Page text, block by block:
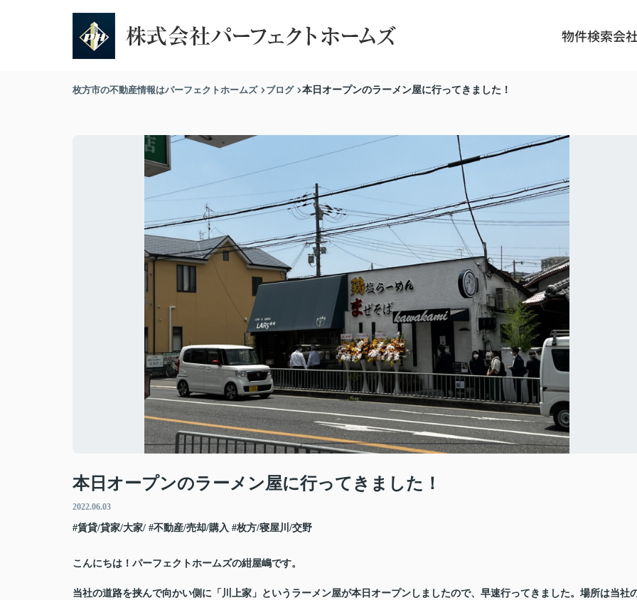
物件検索会
枚方市の不動産情報はパーフェクトホームズ ブログ 本日オープンのラーメン屋に行ってきました！
本日オープンのラーメン屋に行ってきました！
2022.06.03
#賃貸/貸家/大家/ #不動産/売却/購入 #枚方/寝屋川/交野
こんにちは！パーフェクトホームズの紺屋嶋です。
当社の道路を挟んで向かい側に「川上家」というラーメン屋が本日オープンしましたので、早速行ってきました。場所は当社